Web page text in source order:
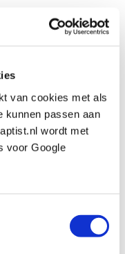
van cookies met als
kunnen passen aan
wordt met
voor Google
guts, gebogen